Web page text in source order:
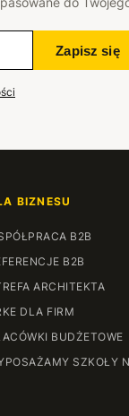
Zapisz się
BIZNESU
B2B
B2B
ARCHITEKTA
DLA FIRM
BUDŻETOWE
SZKOŁY